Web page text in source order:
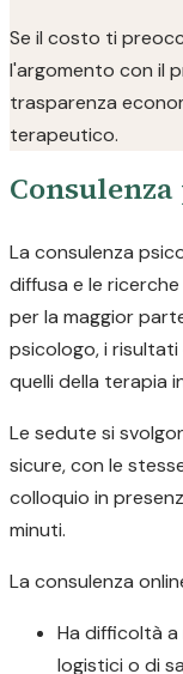
Se il costo ti
l'argomento con il
trasparenza
terapeutico.
La consulenza
diffusa e le
per la maggior
psicologo, i
quelli della terapia
Le sedute si
sicure, con le
colloquio in
minuti.
La consulenza
Ha difficoltà
logistici o di